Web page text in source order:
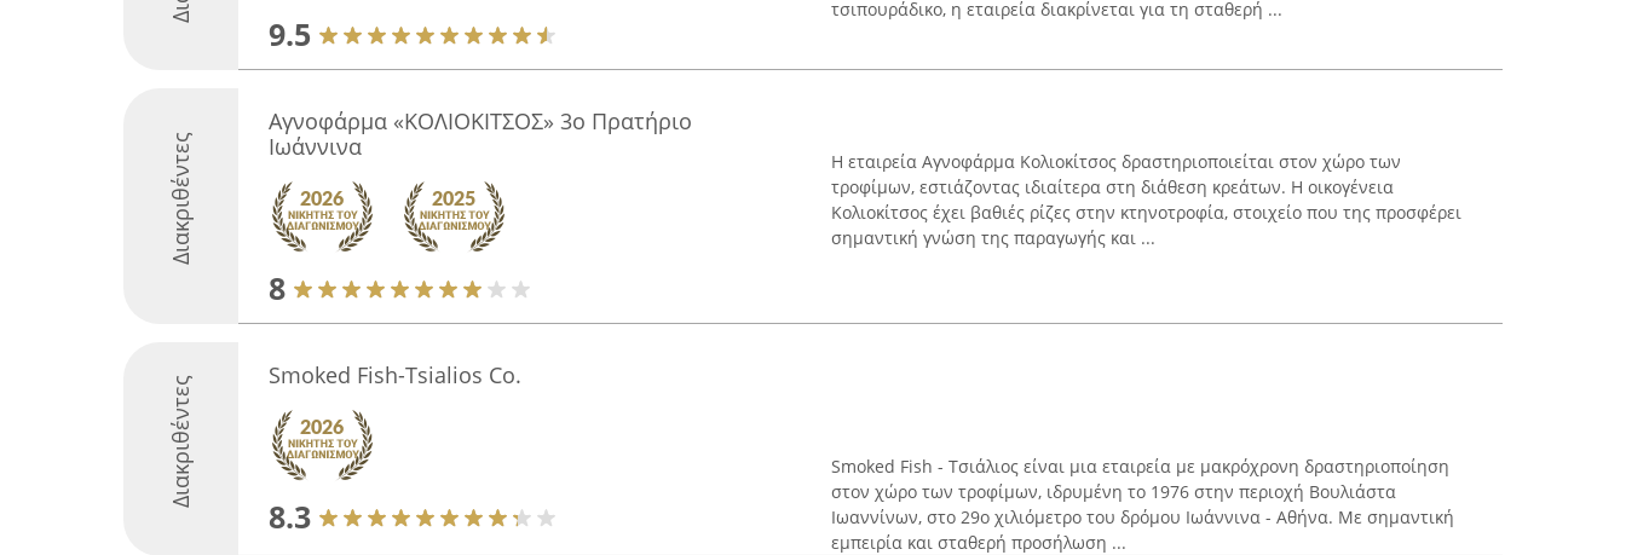
9.5
τσιπουράδικο, η εταιρεία διακρίνεται για τη σταθερή ...
Διακριθέντες
Αγνοφάρμα «ΚΟΛΙΟΚΙΤΣΟΣ» 3o Πρατήριο
Ιωάννινα
8
Η εταιρεία Αγνοφάρμα Κολιοκίτσος δραστηριοποιείται στον χώρο των
τροφίμων, εστιάζοντας ιδιαίτερα στη διάθεση κρεάτων. Η οικογένεια
Κολιοκίτσος έχει βαθιές ρίζες στην κτηνοτροφία, στοιχείο που της προσφέρει
σημαντική γνώση της παραγωγής και ...
Διακριθέντες Smoked Fish-Tsialios Co.
8.3
Smoked Fish - Τσιάλιος είναι μια εταιρεία με μακρόχρονη δραστηριοποίηση
στον χώρο των τροφίμων, ιδρυμένη το 1976 στην περιοχή Βουλιάστα
Ιωαννίνων, στο 29ο χιλιόμετρο του δρόμου Ιωάννινα - Αθήνα. Με σημαντική
εμπειρία και σταθερή προσήλωση ...